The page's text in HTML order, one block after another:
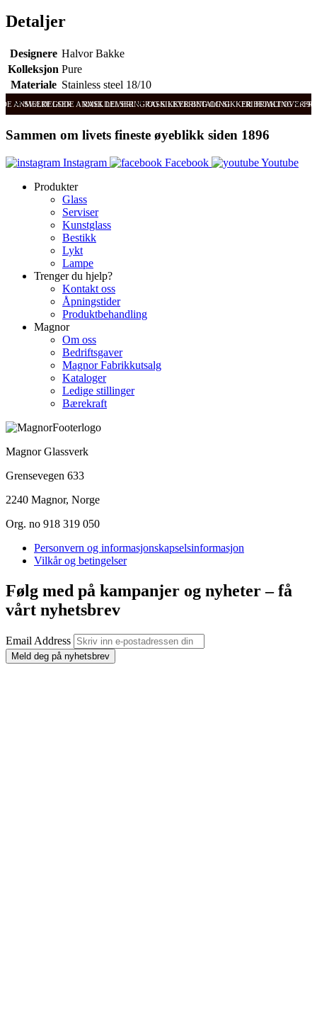
Detaljer
Designere Halvor Bakke
Kolleksjon Pure
Materiale Stainless steel 18/10
ANMELDELSER RASK LEVERING OG SIKKER BETALING FRI FRAKT OVER
SVÆRT GODE ANMELDELSER RASK LEVERING OG SIKKER BETALING
Sammen om livets fineste øyeblikk siden 1896
Instagram Facebook
Youtube
Produkter
Glass
Serviser
Kunstglass
Bestikk
Lykt
Lampe
Trenger du hjelp?
Kontakt oss
Åpningstider
Produktbehandling
Magnor
Om oss
Bedriftsgaver
Magnor Fabrikkutsalg
Kataloger
Ledige stillinger
Bærekraft
Magnor Glassverk
Grensevegen 633
2240 Magnor, Norge
Org. no 918 319 050
Personvern og informasjonskapselsinformasjon
Vilkår og betingelser
Følg med på kampanjer og nyheter – få
vårt nyhetsbrev
Email Address
Meld deg på nyhetsbrev